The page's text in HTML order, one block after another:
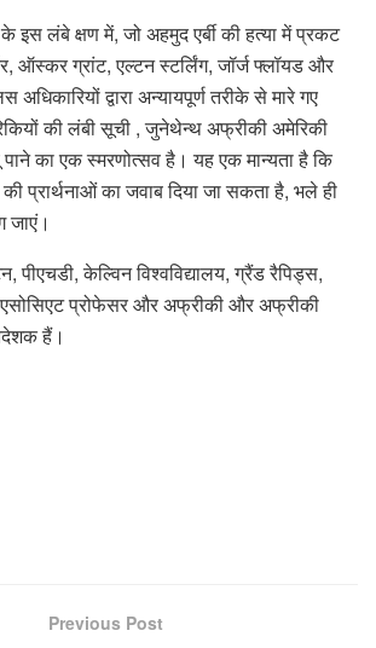
इस लंबे क्षण में, जो अहमुद एर्बी की हत्या में प्रकट
ऑस्कर ग्रांट, एल्टन स्टर्लिंग, जॉर्ज फ्लॉयड और
अधिकारियों द्वारा अन्यायपूर्ण तरीके से मारे गए
की लंबी सूची , जुनेथेन्थ अफ्रीकी अमेरिकी
का एक स्मरणोत्सव है। यह एक मान्यता है कि
की प्रार्थनाओं का जवाब दिया जा सकता है, भले ही
जाएं।
पीएचडी, केल्विन विश्वविद्यालय, ग्रैंड रैपिड्स,
एसोसिएट प्रोफेसर और अफ्रीकी और अफ्रीकी
हैं।
Previous Post